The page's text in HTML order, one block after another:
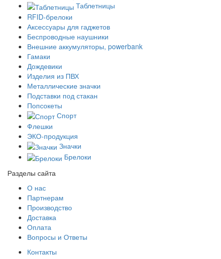
Таблетницы
RFID-брелоки
Аксессуары для гаджетов
Беспроводные наушники
Внешние аккумуляторы, powerbank
Гамаки
Дождевики
Изделия из ПВХ
Металлические значки
Подставки под стакан
Попсокеты
Спорт
Флешки
ЭКО-продукция
Значки
Брелоки
Разделы сайта
О нас
Партнерам
Производство
Доставка
Оплата
Вопросы и Ответы
Контакты